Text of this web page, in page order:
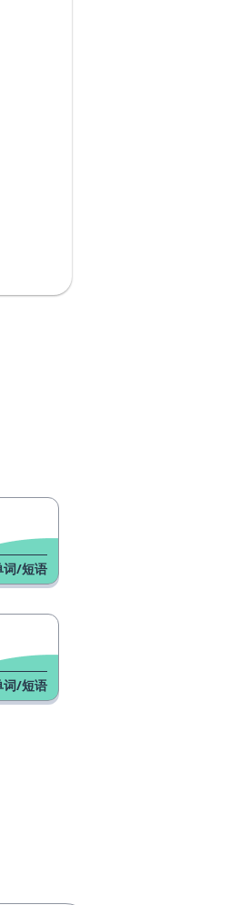
词/短语
词/短语